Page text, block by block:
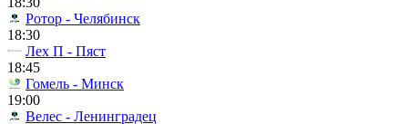
Ротор - Челябинск
18:30
Лех П - Пяст
18:45
Гомель - Минск
19:00
Велес - Ленинградец